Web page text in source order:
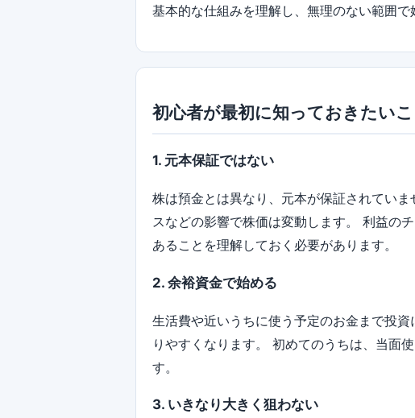
基本的な仕組みを理解し、無理のない範囲で
初心者が最初に知っておきたいこ
1. 元本保証ではない
株は預金とは異なり、元本が保証されてい
スなどの影響で株価は変動します。 利益の
あることを理解しておく必要があります。
2. 余裕資金で始める
生活費や近いうちに使う予定のお金まで投
りやすくなります。 初めてのうちは、当面
す。
3. いきなり大きく狙わない